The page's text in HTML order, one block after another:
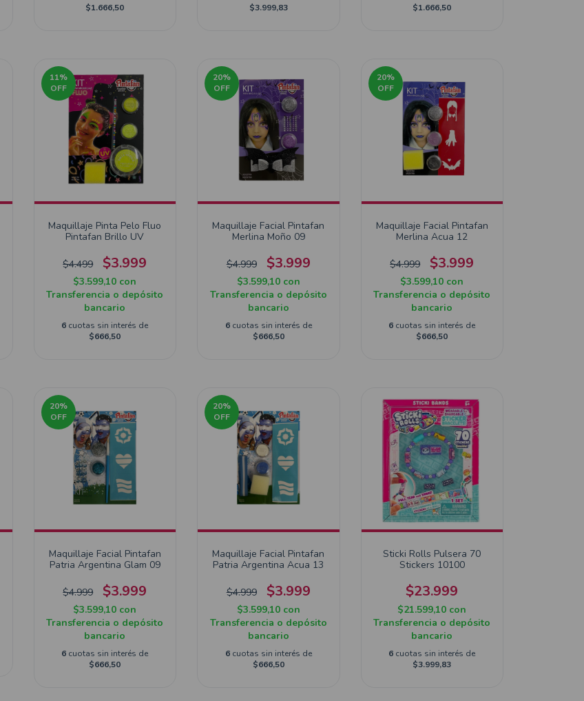
$1.666,50
$3.999,83
$1.666,50
11%
OFF
Maquillaje Pinta Pelo Fluo
Pintafan Brillo UV
$4.499 $3.999
$3.599,10 con
Transferencia o depósito
bancario
6 cuotas sin interés de
$666,50
20%
OFF
Maquillaje Facial Pintafan
Merlina Moño 09
$4.999 $3.999
$3.599,10 con
Transferencia o depósito
bancario
6 cuotas sin interés de
$666,50
20%
OFF
Maquillaje Facial Pintafan
Merlina Acua 12
$4.999 $3.999
$3.599,10 con
Transferencia o depósito
bancario
6 cuotas sin interés de
$666,50
20%
OFF
Maquillaje Facial Pintafan
Patria Argentina Glam 09
$4.999 $3.999
$3.599,10 con
Transferencia o depósito
bancario
6 cuotas sin interés de
$666,50
20%
OFF
Maquillaje Facial Pintafan
Patria Argentina Acua 13
$4.999 $3.999
$3.599,10 con
Transferencia o depósito
bancario
6 cuotas sin interés de
$666,50
Sticki Rolls Pulsera 70
Stickers 10100
$23.999
$21.599,10 con
Transferencia o depósito
bancario
6 cuotas sin interés de
$3.999,83